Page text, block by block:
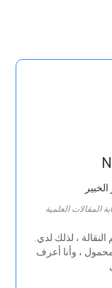
المقالات العلمية
، وأنا أعرف